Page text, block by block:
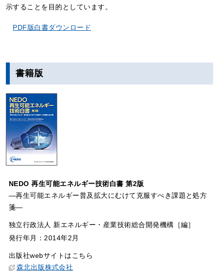
示することを目的としています。
PDF版白書ダウンロード
書籍版
NEDO 再生可能エネルギー技術白書 第2版
―再生可能エネルギー普及拡大にむけて克服すべき課題と処方
箋―
独立行政法人 新エネルギー・産業技術総合開発機構［編］
発行年月：2014年2月
出版社webサイトはこちら
森北出版株式会社